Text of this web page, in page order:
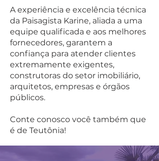
A experiência e excelência técnica
da Paisagista Karine, aliada a uma
equipe qualificada e aos melhores
fornecedores, garantem a
confiança para atender clientes
extremamente exigentes,
construtoras do setor imobiliário,
arquitetos, empresas e órgãos
públicos.
Conte conosco você também que
é de Teutônia!